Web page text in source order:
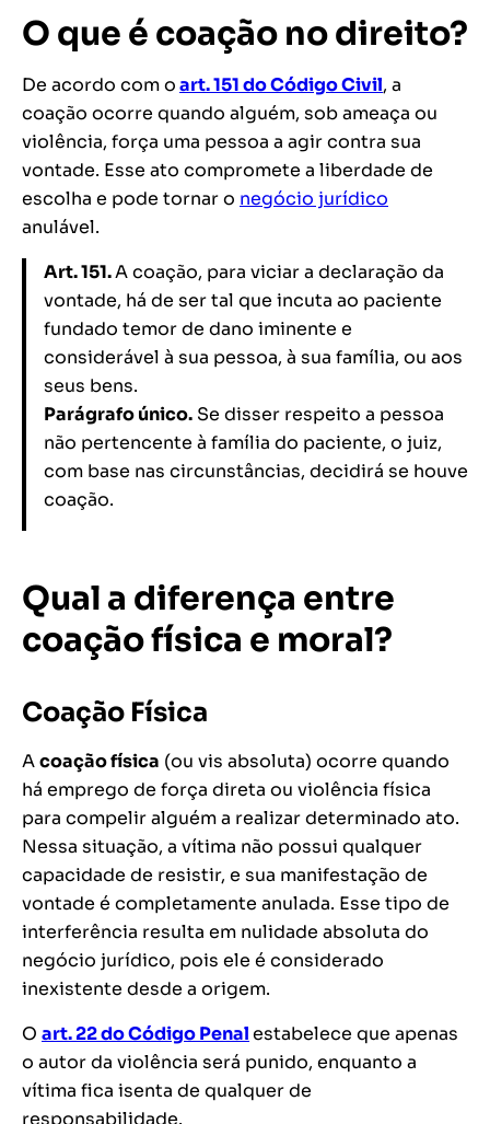
O que é coação no direito?
De acordo com oart. 151 do Código Civil, a
coação ocorre quando alguém, sob ameaça ou
violência, força uma pessoa a agir contra sua
vontade. Esse ato compromete a liberdade de
escolha e pode tornar o negócio jurídico
anulável.
Art. 151.A coação, para viciar a declaração da
vontade, há de ser tal que incuta ao paciente
fundado temor de dano iminente e
considerável à sua pessoa, à sua família, ou aos
seus bens.
Parágrafo único. Se disser respeito a pessoa
não pertencente à família do paciente, o juiz,
com base nas circunstâncias, decidirá se houve
coação.
Qual a diferença entre
coação física e moral?
Coação Física
Acoação física (ou vis absoluta) ocorre quando
há emprego de força direta ou violência física
para compelir alguém a realizar determinado ato.
Nessa situação, a vítima não possui qualquer
capacidade de resistir, e sua manifestação de
vontade é completamente anulada. Esse tipo de
interferência resulta em nulidade absoluta do
negócio jurídico, pois ele é considerado
inexistente desde a origem.
O art. 22 do Código Penalestabelece que apenas
o autor da violência será punido, enquanto a
vítima fica isenta de qualquer de
responsabilidade.